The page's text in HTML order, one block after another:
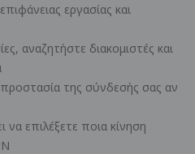
εργασίας και
αναζητήστε διακομιστές και
της σύνδεσής σας αν
να επιλέξετε ποια κίνηση